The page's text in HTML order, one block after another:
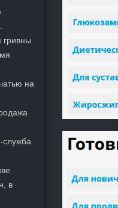
гривны
на
в